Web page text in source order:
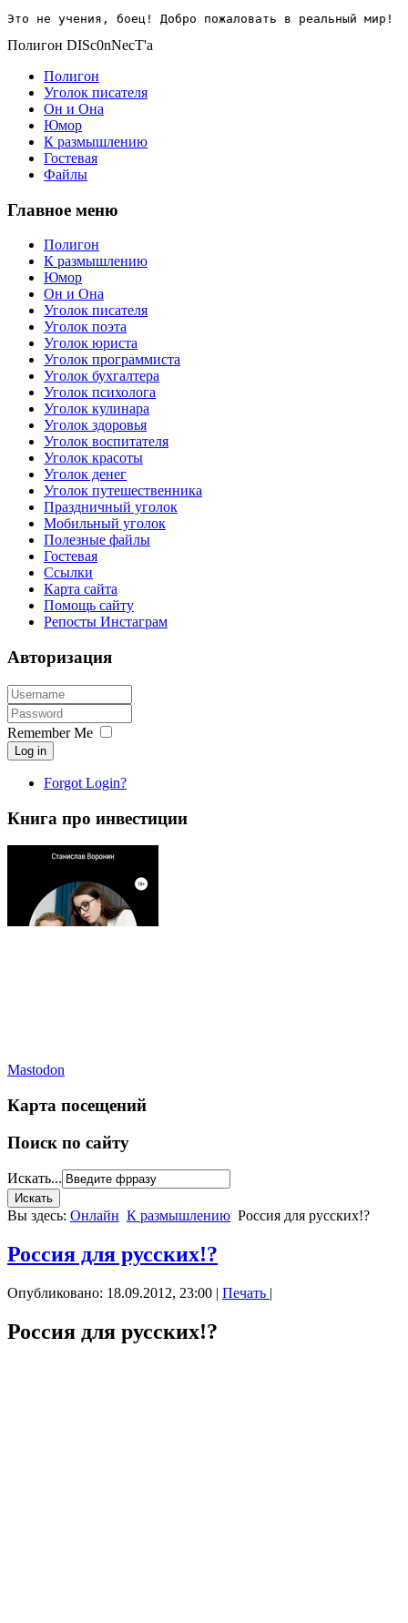
Это не учения, боец! Добро пожаловать в реальный мир!
Полигон DISc0nNecT'a
Полигон
Уголок писателя
Он и Она
Юмор
К размышлению
Гостевая
Файлы
Главное меню
Полигон
К размышлению
Юмор
Он и Она
Уголок писателя
Уголок поэта
Уголок юриста
Уголок программиста
Уголок бухгалтера
Уголок психолога
Уголок кулинара
Уголок здоровья
Уголок воспитателя
Уголок красоты
Уголок денег
Уголок путешественника
Праздничный уголок
Мобильный уголок
Полезные файлы
Гостевая
Ссылки
Карта сайта
Помощь сайту
Репосты Инстаграм
Авторизация
Remember Me
Log in
Forgot Login?
Книга про инвестиции
Mastodon
Карта посещений
Поиск по сайту
Искать...
Вы здесь: Онлайн К размышлению Россия для русских!?
Россия для русских!?
Опубликовано: 18.09.2012, 23:00 | Печать |
Россия для русских!?